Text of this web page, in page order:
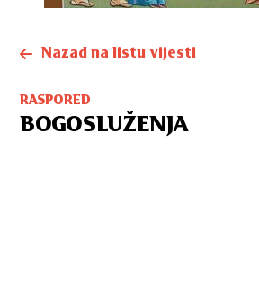
Nazad na listu vijesti
RASPORED
BOGOSLUŽENJA